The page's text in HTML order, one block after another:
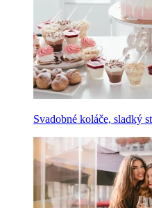
Svadobné koláče, sladký